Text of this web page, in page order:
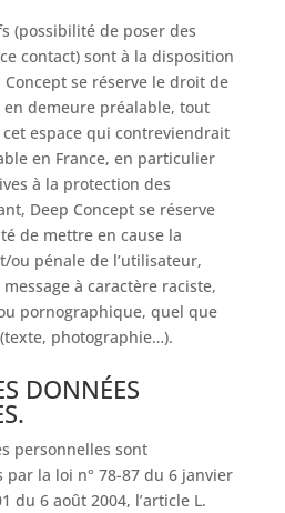
(possibilité de poser des
contact) sont à la disposition
se réserve le droit de
demeure préalable, tout
espace qui contreviendrait
en France, en particulier
à la protection des
Deep Concept se réserve
de mettre en cause la
ou pénale de l’utilisateur,
à caractère raciste,
pornographique, quel que
photographie…).
DONNÉES
personnelles sont
la loi n° 78-87 du 6 janvier
du 6 août 2004, l’article L.